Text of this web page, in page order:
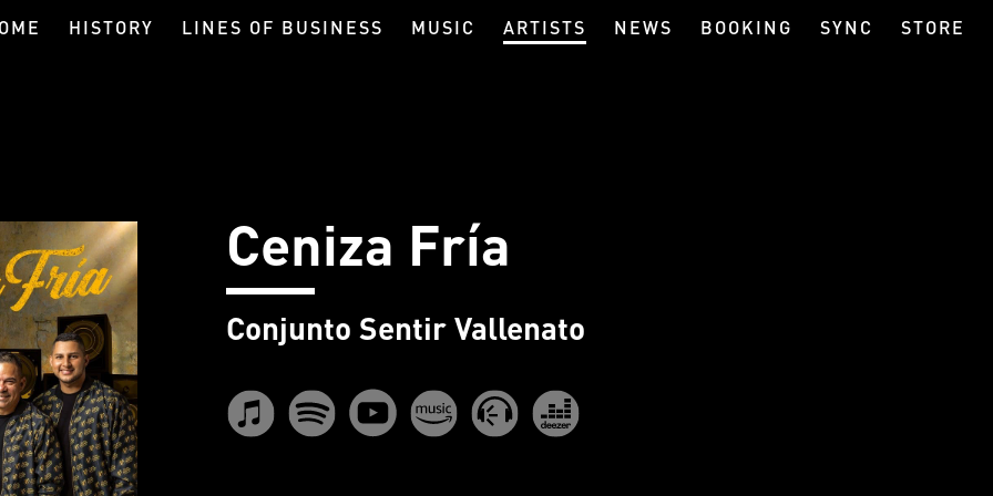
HISTORY LINES OF BUSINESS MUSIC ARTISTS NEWS BOOKING SYNC STORE
Ceniza Fría
Conjunto Sentir Vallenato